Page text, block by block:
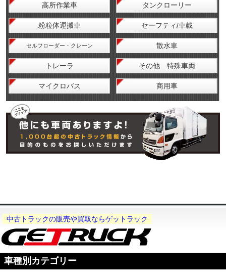
高所作業車 タンクローリー
粉粒体運搬車 セーフティ/車載
セルフローダー・クレーン 散水車
トレーラ その他 特殊車両
マイクロバス 商用車
中古トラックの販売や買取ならゲットラック
車種別カテゴリー